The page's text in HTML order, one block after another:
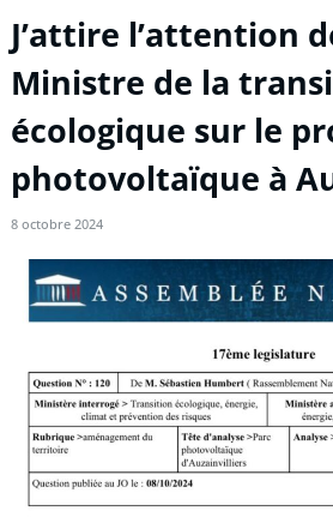
J’attire l’attention
Ministre de la
écologique sur le
photovoltaïque à
8 octobre 2024